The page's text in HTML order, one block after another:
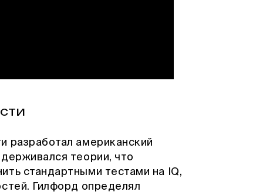
разработал американский
теории, что
стандартными тестами на IQ,
Гилфорд определял